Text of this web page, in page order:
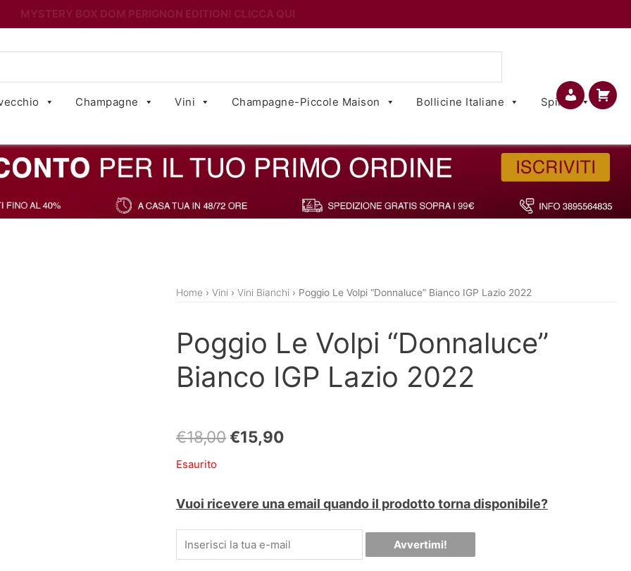
MYSTERY BOX DOM PERIGNON EDITION! CLICCA QUI
Champagne Vini Champagne-Piccole Maison Bollicine Italiane Spirits
Home ›Vini ›Vini Bianchi › Poggio Le Volpi “Donnaluce” Bianco IGP Lazio 2022
Poggio Le Volpi “Donnaluce”
Bianco IGP Lazio 2022
€18,00Il
€18,00.
€15,90Il
attuale
€15,90.
Esaurito
Vuoi ricevere una email quando il prodotto torna disponibile?
Avvertimi!